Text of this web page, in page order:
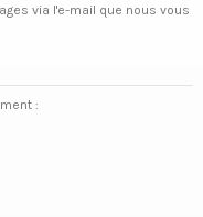
via l'e-mail que nous vous
: